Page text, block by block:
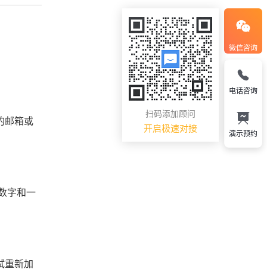
邮箱或
字和一
重新加
微信咨询
扫码添加顾问
开启极速对接
电话咨询
演示预约